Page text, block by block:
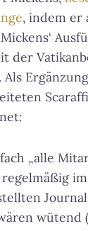
, indem er
der
Als
„alle
wütend